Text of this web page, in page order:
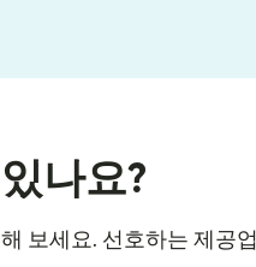
나요?
보세요. 선호하는 제공업